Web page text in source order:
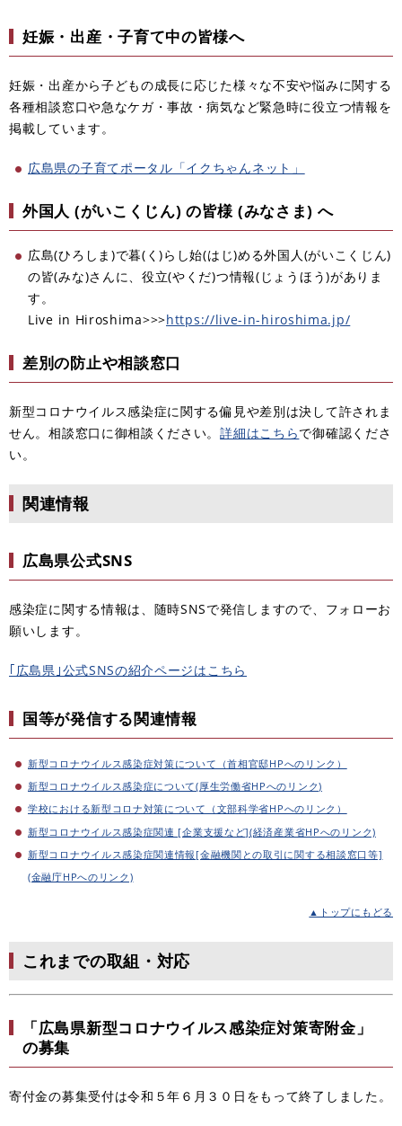
妊娠・出産・子育て中の皆様へ
妊娠・出産から子どもの成長に応じた様々な不安や悩みに関する
各種相談窓口や急なケガ・事故・病気など緊急時に役立つ情報を
掲載しています。
広島県の子育てポータル「イクちゃんネット」
外国人 (がいこくじん) の皆様 (みなさま) へ
広島(ひろしま)で暮(く)らし始(はじ)める外国人(がいこくじん)
の皆(みな)さんに、役立(やくだ)つ情報(じょうほう)がありま
す。
Live in Hiroshima>>>https://live-in-hiroshima.jp/
差別の防止や相談窓口
新型コロナウイルス感染症に関する偏見や差別は決して許されま
せん。相談窓口に御相談ください。詳細はこちらで御確認くださ
い。
関連情報
広島県公式SNS
感染症に関する情報は、随時SNSで発信しますので、フォローお
願いします。
｢広島県｣公式SNSの紹介ページはこちら
国等が発信する関連情報
新型コロナウイルス感染症対策について（首相官邸HPへのリンク）
新型コロナウイルス感染症について(厚生労働省HPへのリンク)
学校における新型コロナ対策について（文部科学省HPへのリンク）
新型コロナウイルス感染症関連 [企業支援など](経済産業省HPへのリンク)
新型コロナウイルス感染症関連情報[金融機関との取引に関する相談窓口等]
(金融庁HPへのリンク)
▲トップにもどる
これまでの取組・対応
「広島県新型コロナウイルス感染症対策寄附金」
の募集
寄付金の募集受付は令和５年６月３０日をもって終了しました。